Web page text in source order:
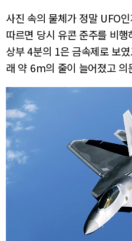
사진 속의 물체가 정말 UFO
따르면 당시 유콘 준주를 비
상부 4분의 1은 금속제로 보
래 약 6m의 줄이 늘어졌고 의